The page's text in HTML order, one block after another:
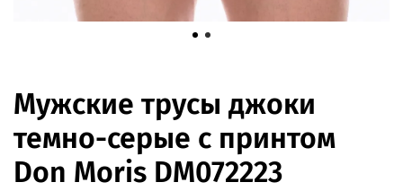
Мужские трусы джоки
темно-серые с принтом
Don Moris DM072223